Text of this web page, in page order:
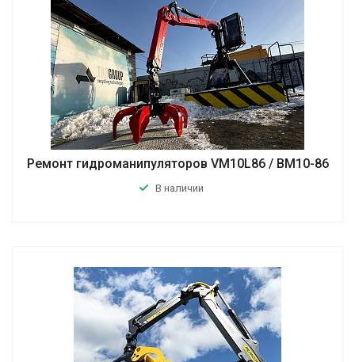
Ремонт гидроманипуляторов VM10L86 / ВМ10-86
В наличии